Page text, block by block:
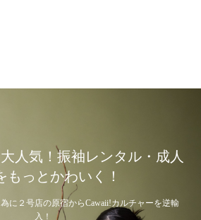
人気！振袖レンタル・成人
もっとかわいく！
に２号店の原宿からCawaii!カルチャーを逆輸
入！